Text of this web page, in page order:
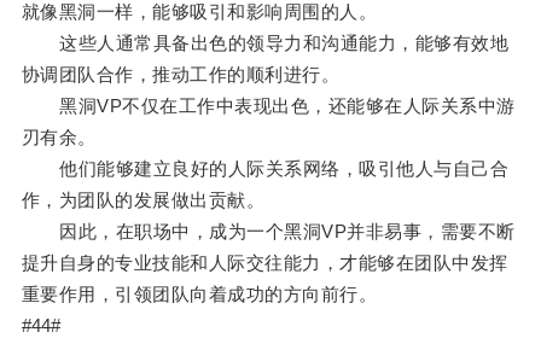
就像黑洞一样，能够吸引和影响周围的人。
这些人通常具备出色的领导力和沟通能力，能够有效地
协调团队合作，推动工作的顺利进行。
黑洞VP不仅在工作中表现出色，还能够在人际关系中游
刃有余。
他们能够建立良好的人际关系网络，吸引他人与自己合
作，为团队的发展做出贡献。
因此，在职场中，成为一个黑洞VP并非易事，需要不断
提升自身的专业技能和人际交往能力，才能够在团队中发挥
重要作用，引领团队向着成功的方向前行。
#44#